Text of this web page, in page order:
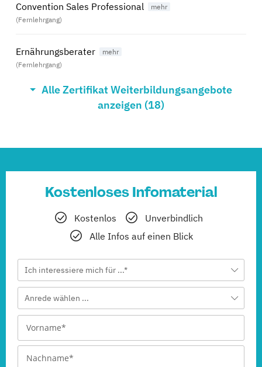
Convention Sales Professional
(Fernlehrgang)
Ernährungsberater
(Fernlehrgang)
F&B Manager
Hotelbetriebswirt
(Fernlehrgang)
Online Marketing Management
Recruiting Management
(Fernlehrgang)
Revenue Manager
Alle Zertifikat Weiterbildungsangebote
anzeigen (18)
Kostenloses Infomaterial
Kostenlos
Unverbindlich
Alle Infos auf einen Blick
Ich interessiere mich für ...*
Anrede wählen ...